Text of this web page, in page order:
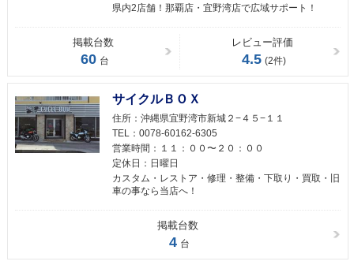
県内2店舗！那覇店・宜野湾店で広域サポート！
掲載台数
60 台
レビュー評価
4.5 (2件)
サイクルＢＯＸ
住所： 沖縄県宜野湾市新城２−４５−１１
TEL： 0078-60162-6305
営業時間： １１：００〜２０：００
定休日： 日曜日
カスタム・レストア・修理・整備・下取り・買取・旧
車の事なら当店へ！
掲載台数
4 台